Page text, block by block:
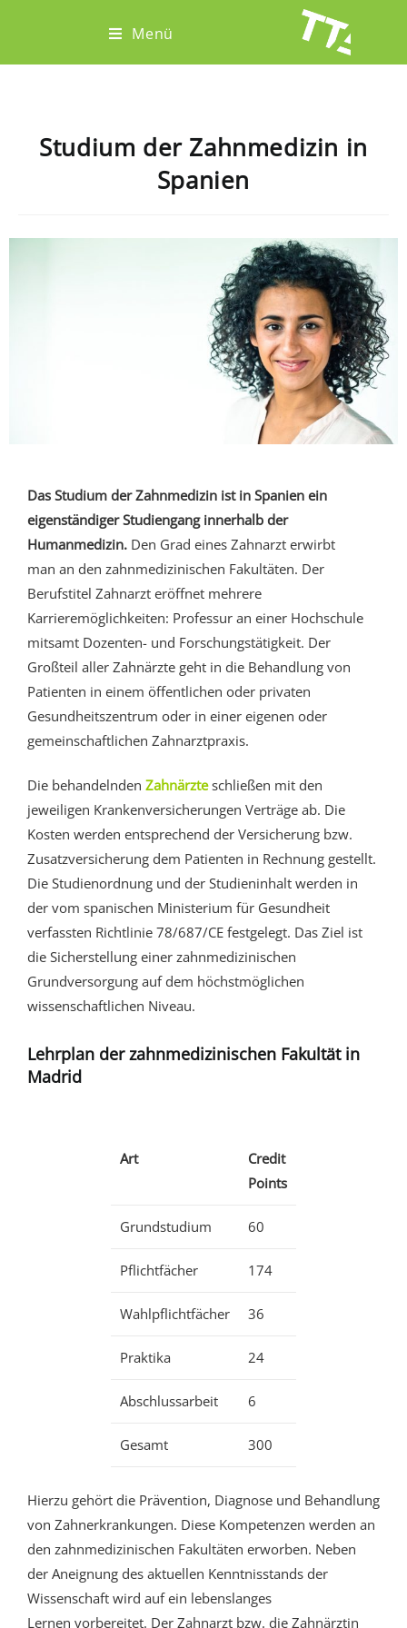
Menü
Studium der Zahnmedizin in
Spanien
Das Studium der Zahnmedizin ist in Spanien ein
eigenständiger Studiengang innerhalb der
Humanmedizin. Den Grad eines Zahnarzt erwirbt
man an den zahnmedizinischen Fakultäten. Der
Berufstitel Zahnarzt eröffnet mehrere
Karrieremöglichkeiten: Professur an einer Hochschule
mitsamt Dozenten- und Forschungstätigkeit. Der
Großteil aller Zahnärzte geht in die Behandlung von
Patienten in einem öffentlichen oder privaten
Gesundheitszentrum oder in einer eigenen oder
gemeinschaftlichen Zahnarztpraxis.
Die behandelnden Zahnärzteschließen mit den
jeweiligen Krankenversicherungen Verträge ab. Die
Kosten werden entsprechend der Versicherung bzw.
Zusatzversicherung dem Patienten in Rechnung gestellt.
Die Studienordnung und der Studieninhalt werden in
der vom spanischen Ministerium für Gesundheit
verfassten Richtlinie 78/687/CE festgelegt. Das Ziel ist
die Sicherstellung einer zahnmedizinischen
Grundversorgung auf dem höchstmöglichen
wissenschaftlichen Niveau.
Lehrplan der zahnmedizinischen Fakultät in
Madrid
Art
Credit
Points
Grundstudium 60
Pflichtfächer 174
Wahlpflichtfächer 36
Praktika 24
Abschlussarbeit 6
Gesamt 300
Hierzu gehört die Prävention, Diagnose und Behandlung
von Zahnerkrankungen. Diese Kompetenzen werden an
den zahnmedizinischen Fakultäten erworben. Neben
der Aneignung des aktuellen Kenntnisstands der
Wissenschaft wird auf ein lebenslanges
Lernen vorbereitet. Der Zahnarzt bzw. die Zahnärztin